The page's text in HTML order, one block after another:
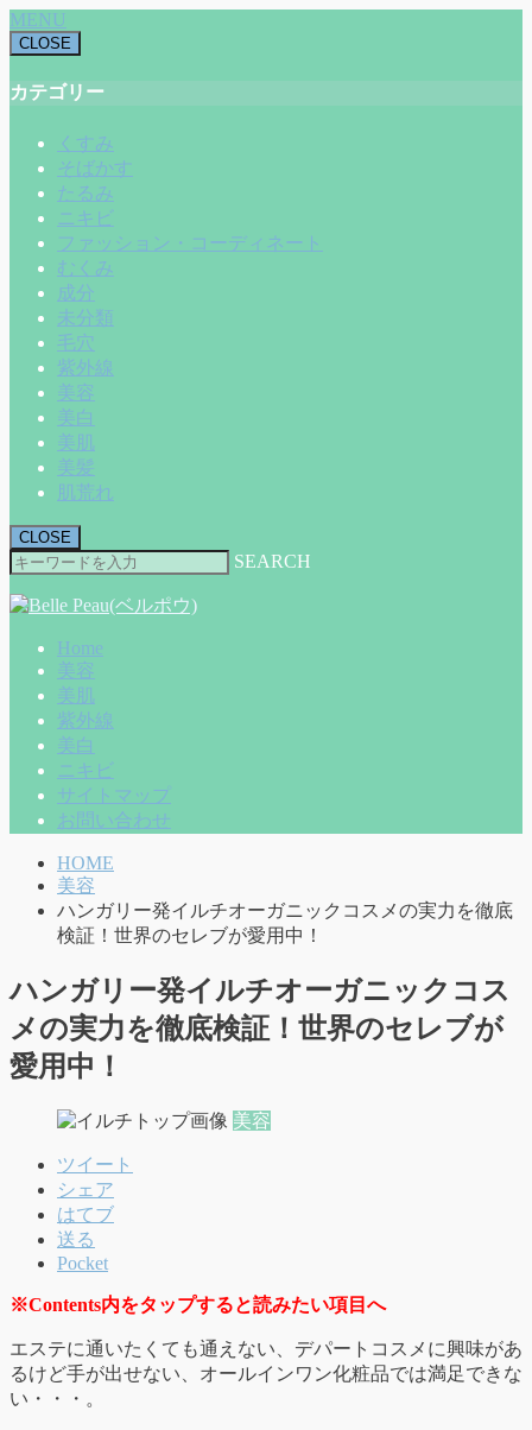
MENU
CLOSE
カテゴリー
くすみ
そばかす
たるみ
ニキビ
ファッション・コーディネート
むくみ
成分
未分類
毛穴
紫外線
美容
美白
美肌
美髪
肌荒れ
CLOSE
SEARCH
Home
美容
美肌
紫外線
美白
ニキビ
サイトマップ
お問い合わせ
HOME
美容
ハンガリー発イルチオーガニックコスメの実力を徹底
検証！世界のセレブが愛用中！
ハンガリー発イルチオーガニックコス
メの実力を徹底検証！世界のセレブが
愛用中！
美容
ツイート
シェア
はてブ
送る
Pocket
※Contents内をタップすると読みたい項目へ
エステに通いたくても通えない、デパートコスメに興味があ
るけど手が出せない、オールインワン化粧品では満足できな
い・・・。